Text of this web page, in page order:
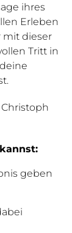
ihres
Erleben
mit dieser
Tritt in
Christoph
geben